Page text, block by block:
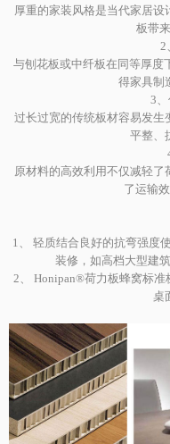
厚重的家装风格是当代家居设
板带
2
与刨花板或中纤板在同等厚度
得家具制
3
过长过宽的传统板材容易发
平整、
原材料的高效利用不仅减轻
了运输
1、 轻质结合良好的抗弯强度
装修，如高档大型建
2、 Honipan®荷力板蜂窝标准
桌